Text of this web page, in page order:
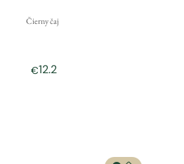
Čierny čaj
€12.2